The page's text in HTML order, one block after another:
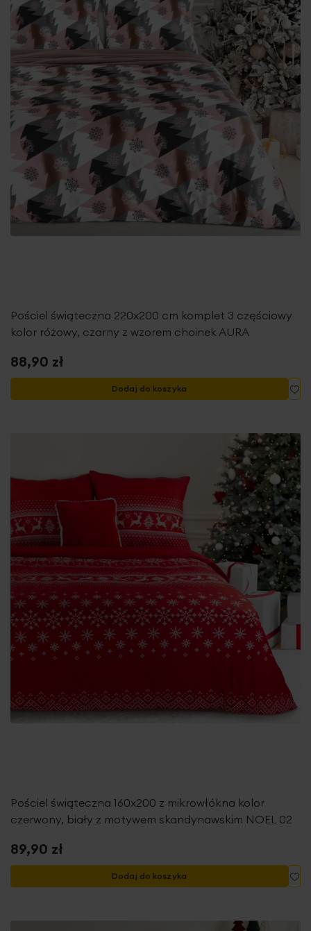
Pościel świąteczna 220x200 cm komplet 3 częściowy
kolor różowy, czarny z wzorem choinek AURA
88,90 zł
Dodaj do koszyka
Pościel świąteczna 160x200 z mikrowłókna kolor
czerwony, biały z motywem skandynawskim NOEL 02
89,90 zł
Dodaj do koszyka